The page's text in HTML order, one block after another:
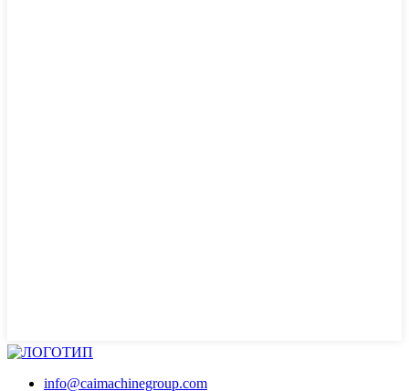
info@caimachinegroup.com